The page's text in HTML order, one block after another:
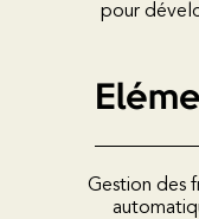
pour
Gestion des